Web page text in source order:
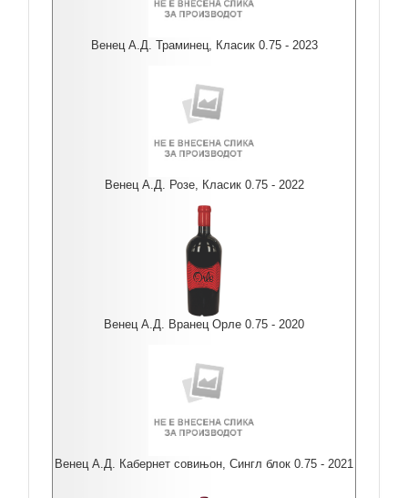
Венец А.Д. Траминец, Класик 0.75 - 2023
Венец А.Д. Розе, Класик 0.75 - 2022
Венец А.Д. Вранец Орле 0.75 - 2020
Венец А.Д. Кабернет совињон, Сингл блок 0.75 - 2021